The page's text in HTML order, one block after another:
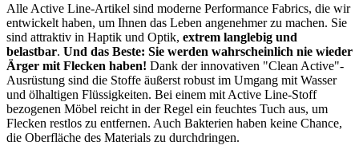
Alle Active Line-Artikel sind moderne Performance Fabrics, die wir
entwickelt haben, um Ihnen das Leben angenehmer zu machen. Sie
sind attraktiv in Haptik und Optik, extrem langlebig und
belastbar. Und das Beste: Sie werden wahrscheinlich nie wieder
Ärger mit Flecken haben! Dank der innovativen "Clean Active"-
Ausrüstung sind die Stoffe äußerst robust im Umgang mit Wasser
und ölhaltigen Flüssigkeiten. Bei einem mit Active Line-Stoff
bezogenen Möbel reicht in der Regel ein feuchtes Tuch aus, um
Flecken restlos zu entfernen. Auch Bakterien haben keine Chance,
die Oberfläche des Materials zu durchdringen.